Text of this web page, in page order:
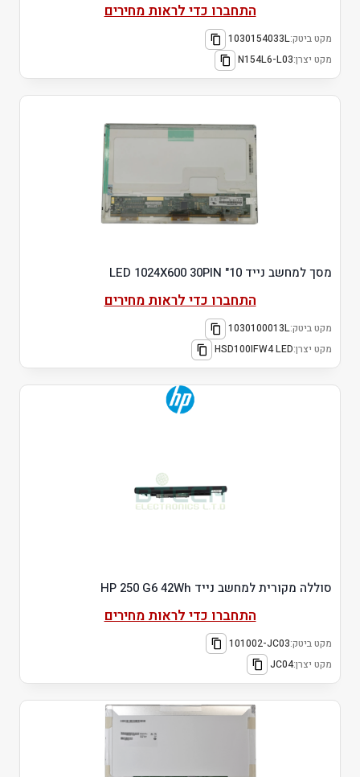
התחברו כדי לראות מחירים
מקט ביטק:1030154033L
מקט יצרן:N154L6-L03
מסך למחשב נייד 10" LED 1024X600 30PIN
התחברו כדי לראות מחירים
מקט ביטק:1030100013L
מקט יצרן:HSD100IFW4 LED
סוללה מקורית למחשב נייד HP 250 G6 42Wh
התחברו כדי לראות מחירים
מקט ביטק:101002-JC03
מקט יצרן:JC04